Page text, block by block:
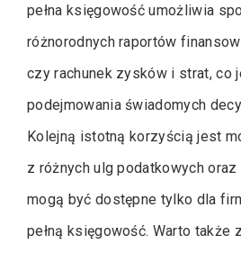
pełna księgowość umożliwia
różnorodnych raportów
czy rachunek zysków i strat, co
podejmowania świadomych
Kolejną istotną korzyścią jest
z różnych ulg podatkowych
mogą być dostępne tylko dla
pełną księgowość. Warto także